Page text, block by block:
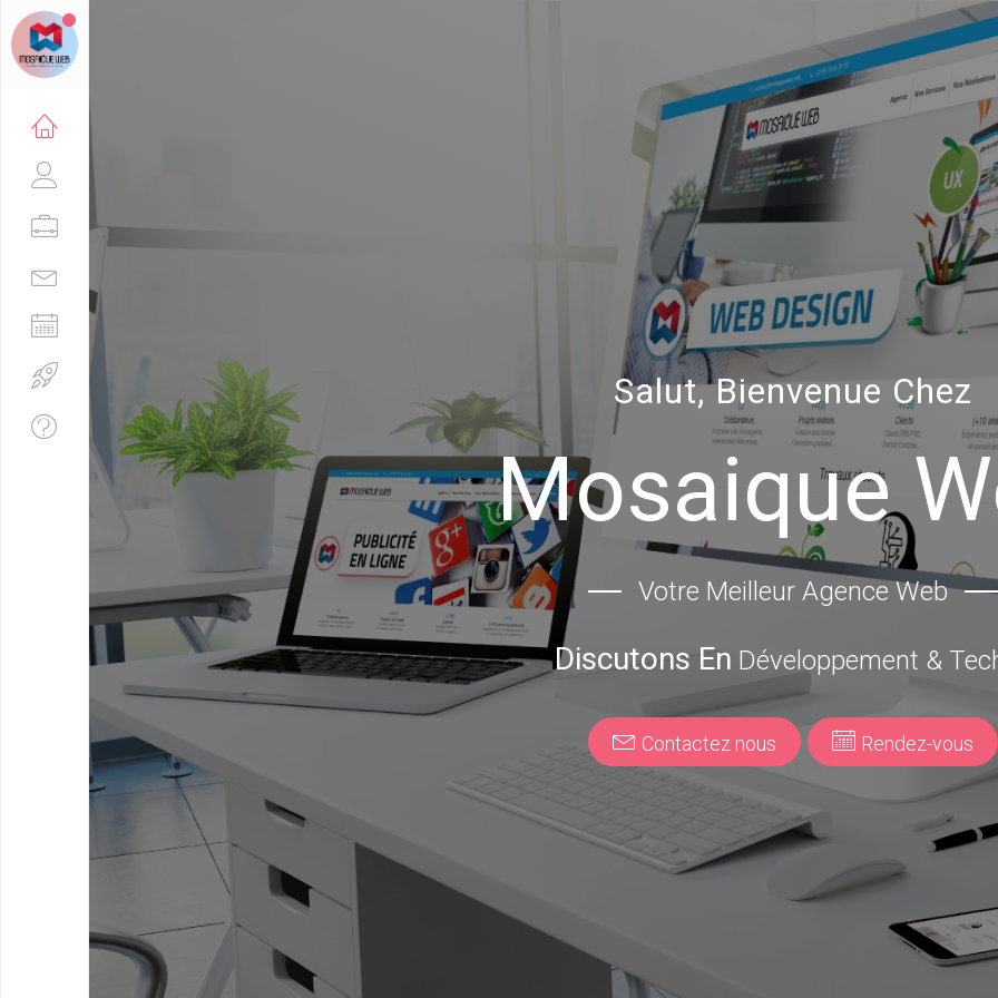
Salut, Bienvenue Chez
Mosaique
Votre Meilleur Agence Web
Discutons En Développement &
Contactez nous Rendez-vous